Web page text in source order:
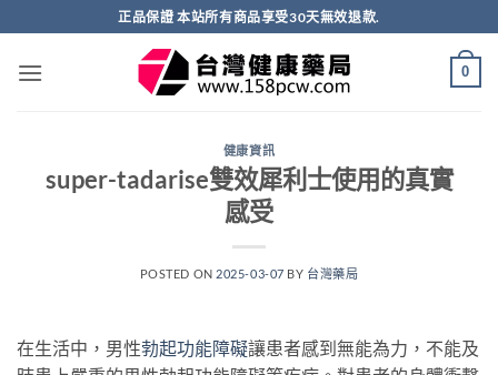
轉
正品保證 本站所有商品享受30天無效退款.
0
健康資訊
super-tadarise雙效犀利士使用的真實
感受
POSTED ON 2025-03-07 BY 台灣藥局
在生活中，男性勃起功能障礙讓患者感到無能為力，不能及